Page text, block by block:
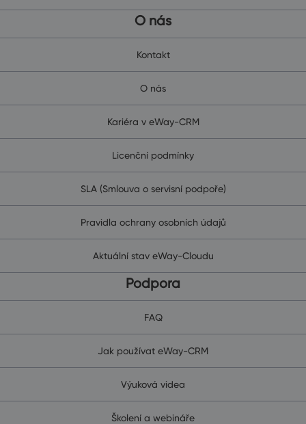
O nás
Kontakt
O nás
Kariéra v eWay-CRM
Licenční podmínky
SLA (Smlouva o servisní podpoře)
Pravidla ochrany osobních údajů
Aktuální stav eWay-Cloudu
Podpora
FAQ
Jak používat eWay-CRM
Výuková videa
Školení a webináře